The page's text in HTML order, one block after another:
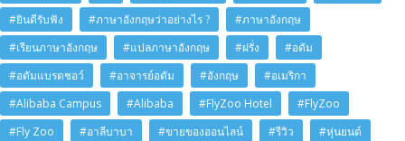
#ยินดีรับฟัง
#ภาษาอังกฤษว่าอย่างไร ?
#ภาษาอังกฤษ
#เรียนภาษาอังกฤษ
#แปลภาษาอังกฤษ #ฝรั่ง
#อดัม
#อดัมแบรดชอว์
#อาจารย์อดัม #อังกฤษ
#อเมริกา
#Alibaba Campus
#Alibaba #FlyZoo Hotel
#FlyZoo
#Fly Zoo
#อาลีบาบา #ขายของออนไลน์ #รีวิว
#หุ่นยนต์